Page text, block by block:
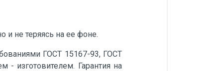
и не теряясь на ее фоне.
ГОСТ 15167-93, ГОСТ
- изготовителем. Гарантия на